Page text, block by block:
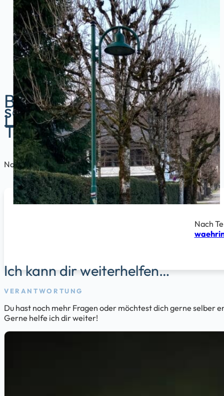
Begleitung in
schwierigen
Lebenslagen /
Trauerbegleitung
Nach Terminvereinbarung unter 0664 20 20 275 oder unter
Nach
Ich kann dir weiterhelfen…
VERANTWORTUNG
Du hast noch mehr Fragen oder möchtest dich gerne selber
Gerne helfe ich dir weiter!